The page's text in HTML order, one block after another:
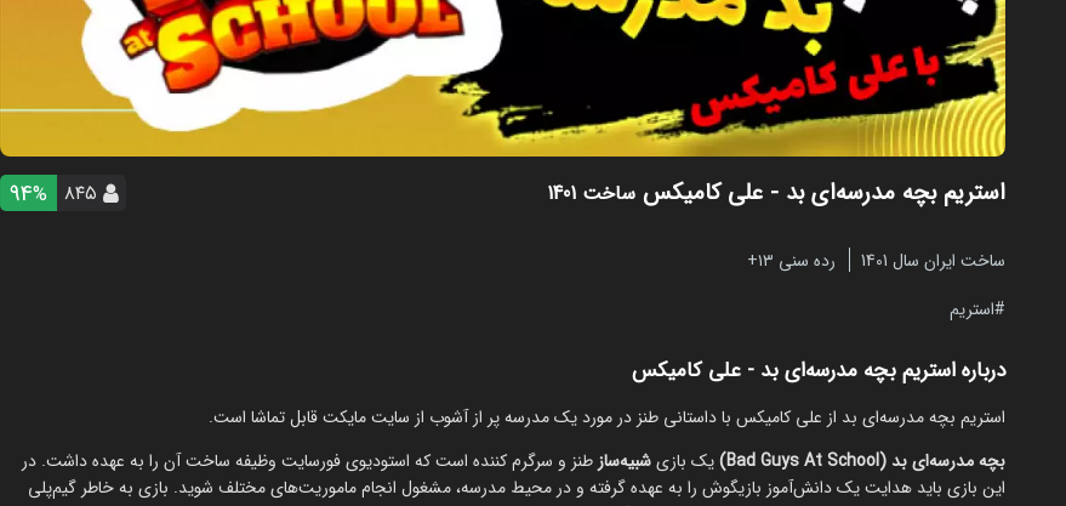
استریم بچه مدرسه‌ای بد - علی کامیکس ساخت 1401 ۸۴۵ 94%
ساخت ایران سال 1401
رده سنی ۱۳+
استریم
درباره استریم بچه مدرسه‌ای بد - علی کامیکس
استریم بچه مدرسه‌ای بد از علی کامیکس با داستانی طنز در مورد یک مدرسه پر از آشوب از سایت مایکت قابل تماشا است.
بچه مدرسه‌ای بد (Bad Guys At School)
یک بازیشبیه‌ساز طنز و سرگرم کننده است که استودیوی فورسایت وظیفه ساخت آن را به عهده داشت. در
این بازی باید هدایت یک دانش‌آموز بازیگوش را به عهده گرفته و در محیط مدرسه، مشغول انجام ماموریت‌‌های مختلف شوید. بازی به خاطر گیم‌پلی